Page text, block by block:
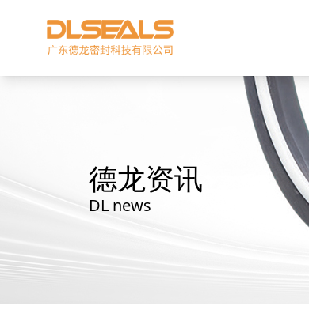
德龙资讯
DL news